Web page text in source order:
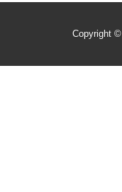
Copyright ©